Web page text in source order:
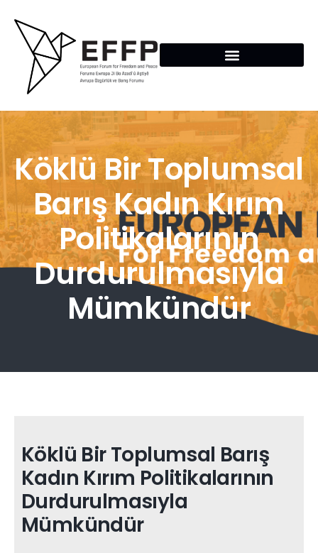
Köklü Bir Toplumsal
Barış Kadın Kırım
Politikalarının
Durdurulmasıyla
Mümkündür
Köklü Bir Toplumsal Barış
Kadın Kırım Politikalarının
Durdurulmasıyla
Mümkündür